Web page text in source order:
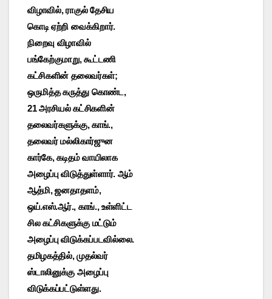
விழாவில், ராகுல் தேசிய
கொடி ஏற்றி வைக்கிறார்.
நிறைவு விழாவில்
பங்கேற்குமாறு, கூட்டணி
கட்சிகளின் தலைவர்கள்;
ஒருமித்த கருத்து கொண்ட,
21 அரசியல் கட்சிகளின்
தலைவர்களுக்கு, காங்.,
தலைவர் மல்லிகார்ஜுன
கார்கே, கடிதம் வாயிலாக
அழைப்பு விடுத்துள்ளார். ஆம்
ஆத்மி, ஜனதாதளம்,
ஒய்.எஸ்.ஆர்., காங்., உள்ளிட்ட
சில கட்சிகளுக்கு மட்டும்
அழைப்பு விடுக்கப்படவில்லை.
தமிழகத்தில், முதல்வர்
ஸ்டாலினுக்கு அழைப்பு
விடுக்கப்பட்டுள்ளது.